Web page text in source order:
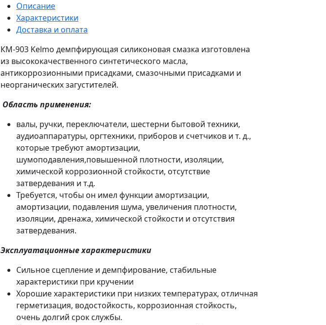
Описание
Характеристики
Доставка и оплата
КМ-903 Kelmo демпфирующая силиконовая смазка изготовлена
из высококачественного синтетического масла,
антикоррозионными присадками, смазочными присадками и
неорганических загустителей.
Область применения:
валы, ручки, переключатели, шестерни бытовой техники,
аудиоаппаратуры, оргтехники, приборов и счетчиков и т. д.,
которые требуют амортизации,
шумоподавления,повышенной плотности, изоляции,
химической коррозионной стойкости, отсутствие
затвердевания и т.д.
Требуется, чтобы он имел функции амортизации,
амортизации, подавления шума, увеличения плотности,
изоляции, дренажа, химической стойкости и отсутствия
затвердевания.
Эксплуатационные характеристики
Сильное сцепление и демпфирование, стабильные
характеристики при кручении
Хорошие характеристики при низких температурах, отличная
герметизация, водостойкость, коррозионная стойкость,
очень долгий срок службы.